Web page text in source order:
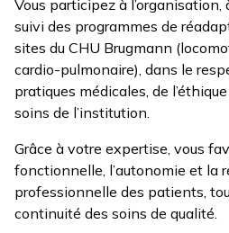
Vous participez à
suivi des programmes de
sites du CHU Brugmann
cardio-pulmonaire), dans le
pratiques médicales, de
soins de l’institution.
Grâce à votre expertise, vous
fonctionnelle, l’autonomie et la
professionnelle des patients,
continuité des soins de qualité.